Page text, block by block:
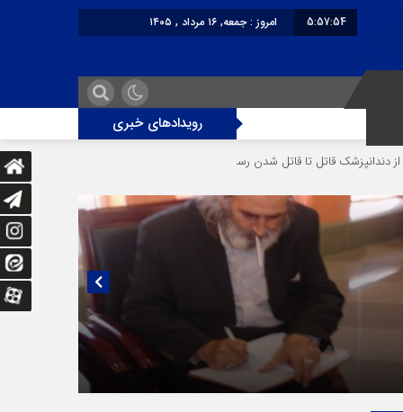
5:57:54
امروز : جمعه, ۱۶ مرداد , ۱۴۰۵
رویدادهای خبری
قاتل تا قاتل‌ شدن رستوران‌‌دار
منتشر نشده با پروفسور اهرنجانی، صاحب نظریه سه‌ شاخگی